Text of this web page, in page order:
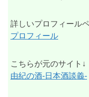
詳しいプロフィール
プロフィール
こちらが元のサイト↓
由紀の酒-日本酒談義-